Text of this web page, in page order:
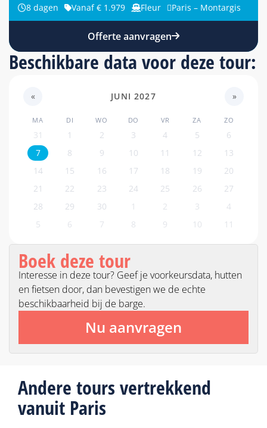
8 dagen Vanaf € 1.979 Fleur Paris – Montargis
Offerte aanvragen
Beschikbare data voor deze tour:
« JUNI 2027 »
MA DI WO DO VR ZA ZO
31 1 2 3 4 5
6
7
8 9 10 11 12
13
14
15 16 17 18 19
20
21
22 23 24 25 26
27
28
29 30 1 2 3
4
5
6 7 8 9 10 11
Boek deze tour
Interesse in deze tour? Geef je voorkeursdata, hutten
en fietsen door, dan bevestigen we de echte
beschikbaarheid bij de barge.
Nu aanvragen
Andere tours vertrekkend
vanuit Paris